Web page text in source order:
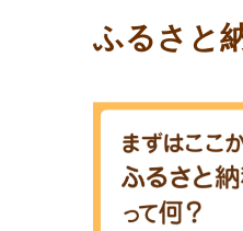
ふるさと